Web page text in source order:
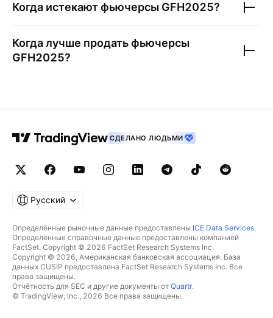
Когда истекают фьючерсы GFH2025?
Когда лучше продать фьючерсы
GFH2025?
СДЕЛАНО ЛЮДЬМИ
Русский
Определённые рыночные данные предоставлены ICE Data Services.
Определённые справочные данные предоставлены компанией
FactSet. Copyright © 2026 FactSet Research Systems Inc.
Copyright © 2026, Американская банковская ассоциация. База
данных CUSIP предоставлена FactSet Research Systems Inc. Все
права защищены.
Отчётность для SEC и другие документы от Quartr.
© TradingView, Inc., 2026 Все права защищены.